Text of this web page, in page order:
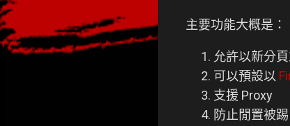
主要功能大概是：
允許以新分
可以預設以
支援 Proxy
防止閒置被踢